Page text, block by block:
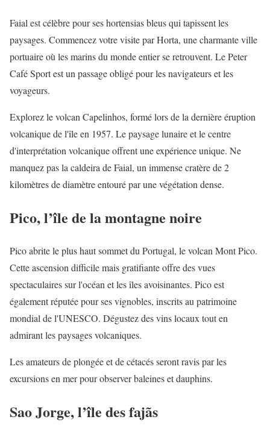
Faial est célèbre pour ses hortensias bleus qui tapissent les
paysages. Commencez votre visite par Horta, une charmante ville
portuaire où les marins du monde entier se retrouvent. Le Peter
Café Sport est un passage obligé pour les navigateurs et les
voyageurs.
Explorez le volcan Capelinhos, formé lors de la dernière éruption
volcanique de l'île en 1957. Le paysage lunaire et le centre
d'interprétation volcanique offrent une expérience unique. Ne
manquez pas la caldeira de Faial, un immense cratère de 2
kilomètres de diamètre entouré par une végétation dense.
Pico, l’île de la montagne noire
Pico abrite le plus haut sommet du Portugal, le volcan Mont Pico.
Cette ascension difficile mais gratifiante offre des vues
spectaculaires sur l'océan et les îles avoisinantes. Pico est
également réputée pour ses vignobles, inscrits au patrimoine
mondial de l'UNESCO. Dégustez des vins locaux tout en
admirant les paysages volcaniques.
Les amateurs de plongée et de cétacés seront ravis par les
excursions en mer pour observer baleines et dauphins.
Sao Jorge, l’île des fajãs